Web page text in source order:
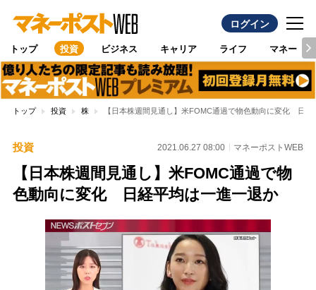
ログイン
トップ 投資 ビジネス キャリア ライフ マネー
トップ 投資 株 【日本株週間見通し】米FOMC通過で物色動向に変化 日経
投資 2021.06.27 08:00 マネーポストWEB
【日本株週間見通し】米FOMC通過で物
色動向に変化 日経平均は一進一退か